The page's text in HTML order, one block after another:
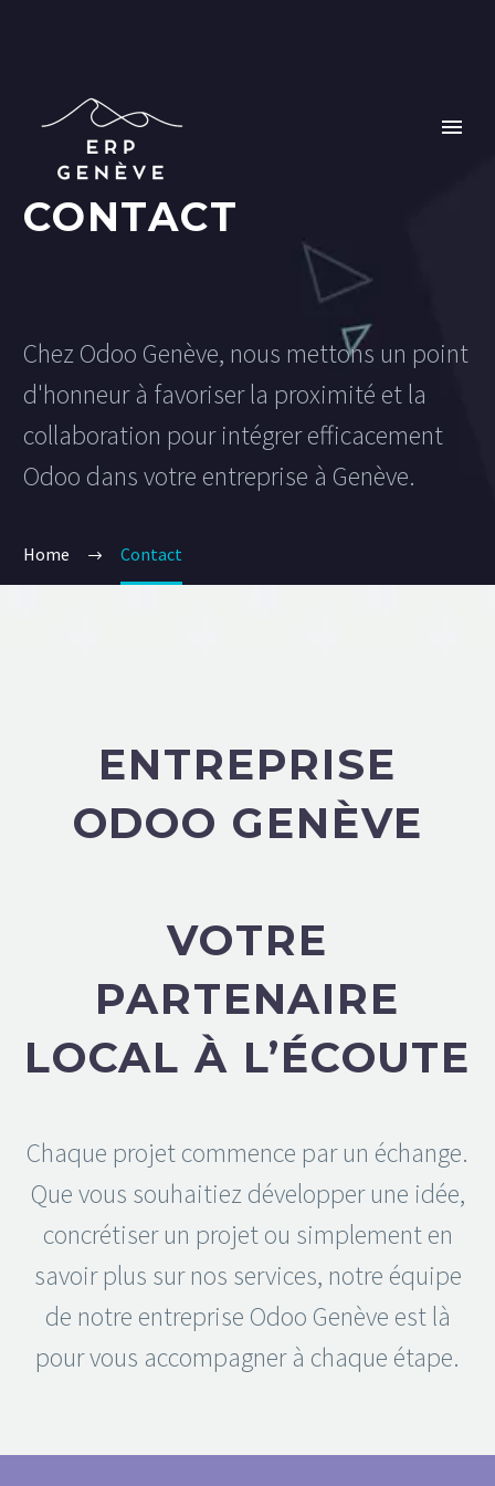
CONTACT
Chez Odoo Genève, nous mettons un point
d'honneur à favoriser la proximité et la
collaboration pour intégrer efficacement
Odoo dans votre entreprise à Genève.
Home Contact
ENTREPRISE
ODOO GENÈVE
VOTRE
PARTENAIRE
LOCAL À L’ÉCOUTE
Chaque projet commence par un échange.
Que vous souhaitiez développer une idée,
concrétiser un projet ou simplement en
savoir plus sur nos services, notre équipe
de notre entreprise Odoo Genève est là
pour vous accompagner à chaque étape.